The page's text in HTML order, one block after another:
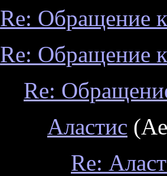
Re: Обращение
Re: Обращение
Re:
Аластис
Re: